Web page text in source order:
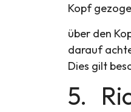
Kopf
über den
darauf
Dies gilt
5.